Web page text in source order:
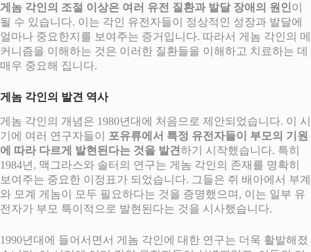
게놈 각인의 조절 이상은 여러 유전 질환과 발달 장애의 원인 이
될 수 있습니다. 이는 각인 유전자들이 정상적인 성장과 발달에
얼마나 중요한지를 보여주는 증거입니다. 따라서 게놈 각인의 메
커니즘을 이해하는 것은 이러한 질환들을 이해하고 치료하는 데
매우 중요해 집니다.
게놈 각인의 발견 역사
게놈 각인의 개념은 1980년대에 처음으로 제안되었습니다. 이 시
기에 여러 연구자들이
포유류에서 특정 유전자들이 부모의 기원
에 따라 다르게 발현된다는 것을 발견하기 시작했습니다. 특히
1984년, 맥그라스와 솔터의 연구는 게놈 각인의 존재를 명확히
보여주는 중요한 이정표가 되었습니다. 그들은 쥐 배아에서 부계
와 모계 게놈이 모두 필요하다는 것을 증명했으며, 이는 일부 유
전자가 부모 특이적으로 발현된다는 것을 시사했습니다.
1990년대에 들어서면서 게놈 각인에 대한 연구는 더욱 활발해졌